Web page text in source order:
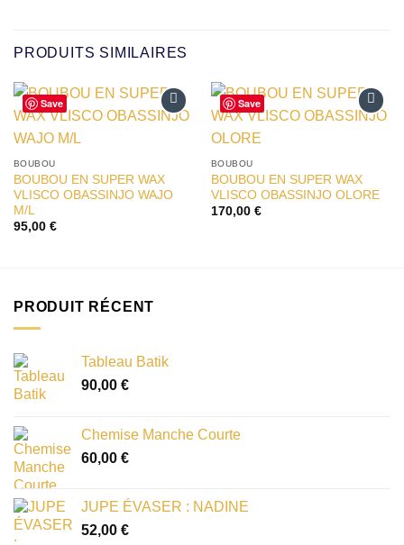
PRODUITS SIMILAIRES
Save
BOUBOU
BOUBOU EN SUPER WAX
VLISCO OBASSINJO WAJO
M/L
95,00 €
Save
BOUBOU
BOUBOU EN SUPER WAX
VLISCO OBASSINJO OLORE
170,00 €
PRODUIT RÉCENT
Tableau Batik
90,00 €
Chemise Manche Courte
60,00 €
JUPE ÉVASER : NADINE
52,00 €